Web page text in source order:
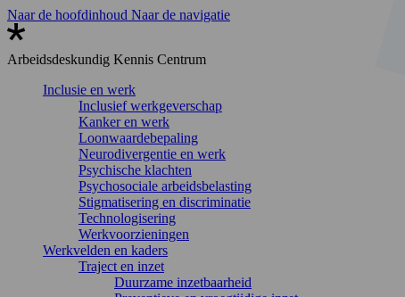
Naar de hoofdinhoud Naar de navigatie
Arbeidsdeskundig Kennis Centrum
Inclusie en werk
Inclusief werkgeverschap
Kanker en werk
Loonwaardebepaling
Neurodivergentie en werk
Psychische klachten
Psychosociale arbeidsbelasting
Stigmatisering en discriminatie
Technologisering
Werkvoorzieningen
Werkvelden en kaders
Traject en inzet
Duurzame inzetbaarheid